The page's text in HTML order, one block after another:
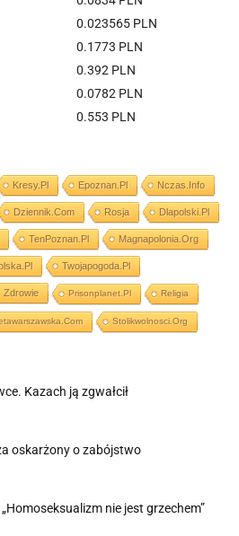
0.023565 PLN
0.1773 PLN
0.392 PLN
0.0782 PLN
0.553 PLN
Kresy.pl Epoznan.pl Nczas.info
Dziennik.com Rosja Dlapolski.pl
TenPoznan.pl Magnapolonia.org
Twojapogoda.pl
Zdrowie Prisonplanet.pl Religia
Stolikwolnosci.org
Kazach ją zgwałcił
oskarżony o zabójstwo
nie jest grzechem”